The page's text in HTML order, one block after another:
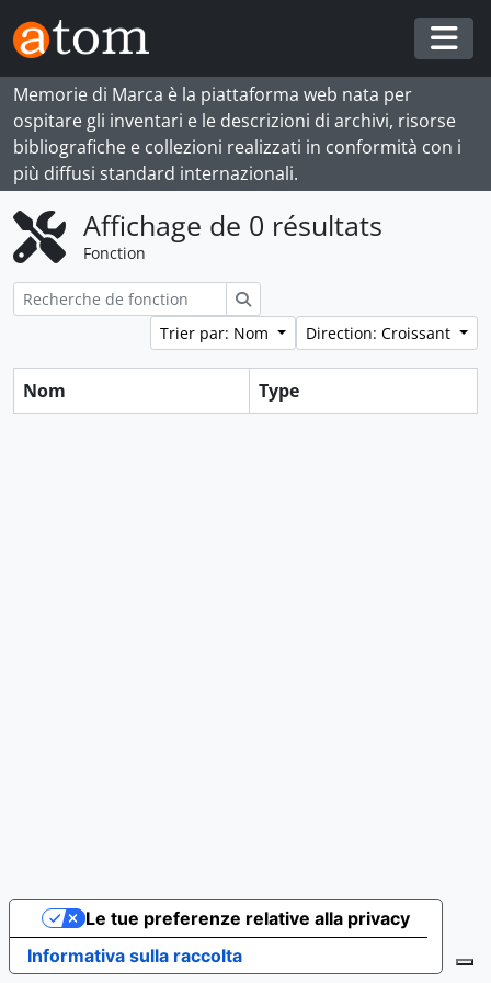
Skip to main content
Memorie di Marca è la piattaforma web nata per
ospitare gli inventari e le descrizioni di archivi, risorse
bibliografiche e collezioni realizzati in conformità con i
più diffusi standard internazionali.
Affichage de 0 résultats
Fonction
Trier par: Nom
Direction: Croissant
Nom Type
Informativa sulla raccolta
Le tue preferenze relative alla privacy